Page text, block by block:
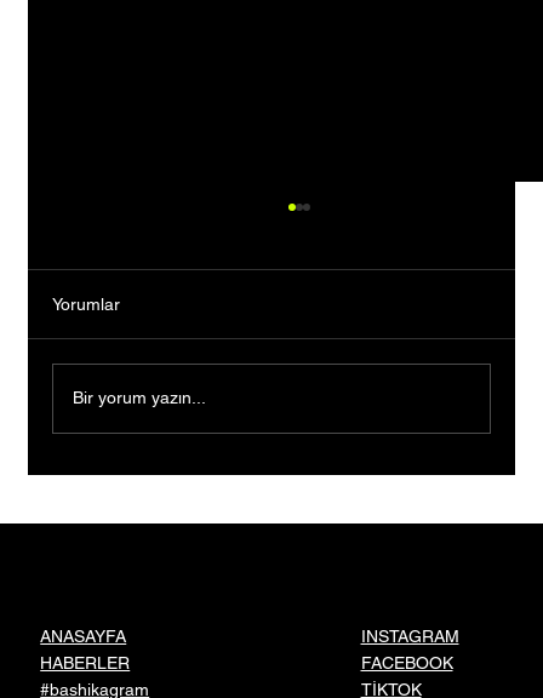
Yorumlar
Bir yorum yazın...
ANASAYFA
HABERLER
#bashikagram
INSTAGRAM
FACEBOOK
TİKTOK